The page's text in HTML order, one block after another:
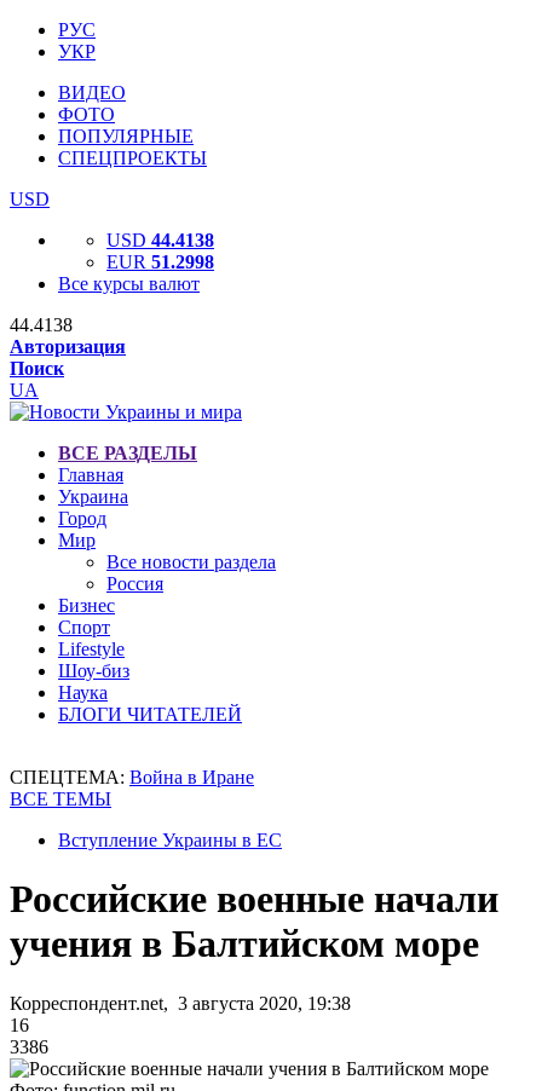
РУС
УКР
ВИДЕО
ФОТО
ПОПУЛЯРНЫЕ
СПЕЦПРОЕКТЫ
USD
USD 44.4138
EUR 51.2998
Все курсы валют
44.4138
Авторизация
Поиск
UA
ВСЕ РАЗДЕЛЫ
Главная
Украина
Город
Мир
Все новости раздела
Россия
Бизнес
Спорт
Lifestyle
Шоу-биз
Наука
БЛОГИ ЧИТАТЕЛЕЙ
СПЕЦТЕМА: Война в Иране
ВСЕ ТЕМЫ
Вступление Украины в ЕС
Российские военные начали
учения в Балтийском море
Корреспондент.net, 3 августа 2020, 19:38
16
3386